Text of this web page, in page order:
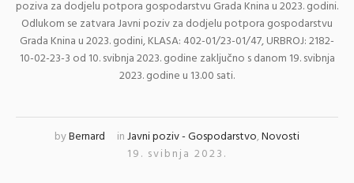
poziva za dodjelu potpora gospodarstvu Grada Knina u 2023. godini.
Odlukom se zatvara Javni poziv za dodjelu potpora gospodarstvu
Grada Knina u 2023. godini, KLASA: 402-01/23-01/47, URBROJ: 2182-
10-02-23-3 od 10. svibnja 2023. godine zaključno s danom 19. svibnja
2023. godine u 13.00 sati.
byBernard inJavni poziv - Gospodarstvo,Novosti
19. svibnja 2023.